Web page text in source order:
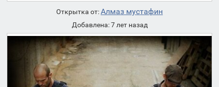
Открытка от:Алмаз мустафин
Добавлена: 7 лет назад